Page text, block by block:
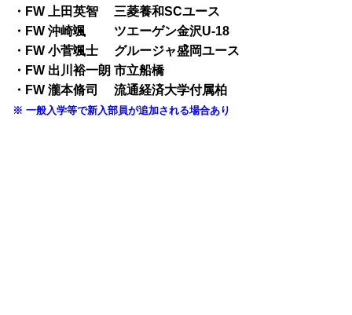
・FW 上田英智 三菱養和SCユース
・FW 沖崎颯 ツエーゲン金沢U-18
・FW 小菅颯士 グルージャ盛岡ユース
・FW 出川裕一朗 市立船橋
・FW 瀧本脩司 流通経済大学付属柏
※ 一般入学等で新入部員が追加される場合あり